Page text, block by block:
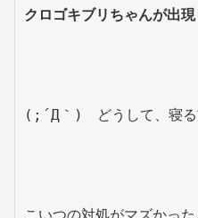
クロゴキブリちゃんが出現
(;´Д｀)　どうして、寝る